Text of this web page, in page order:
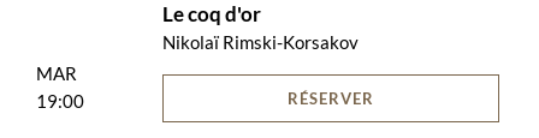
MAR
19:00
Le coq d'or
Nikolaï Rimski-Korsakov
RÉSERVER